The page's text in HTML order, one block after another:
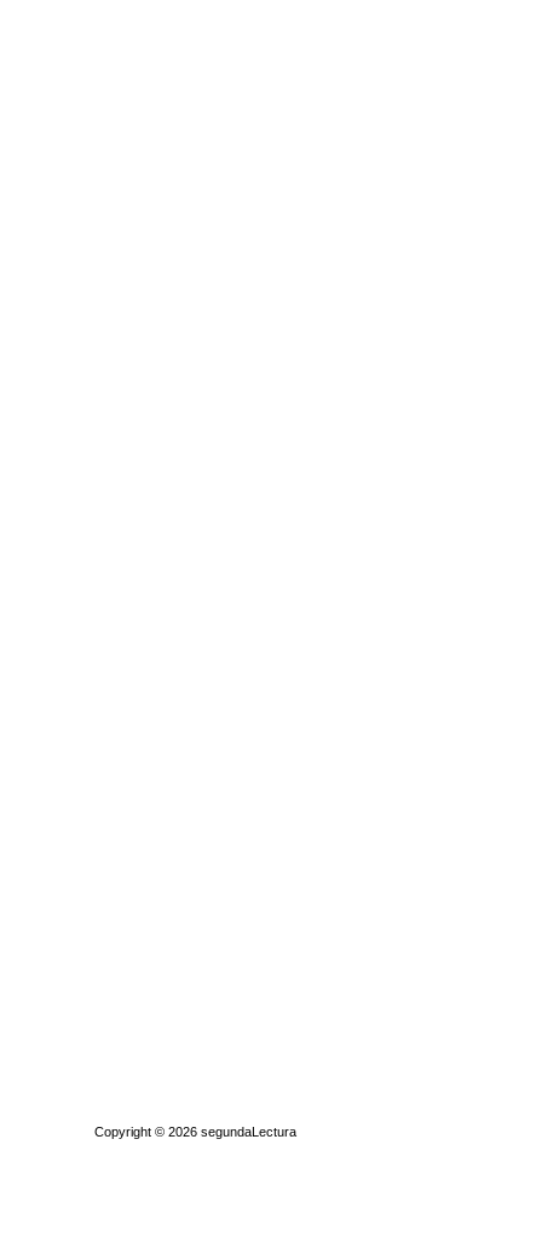
Copyright © 2026 segundaLectura